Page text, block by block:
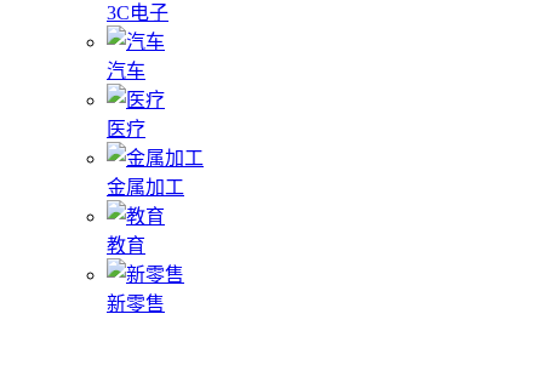
3C电子
汽车
医疗
金属加工
教育
新零售